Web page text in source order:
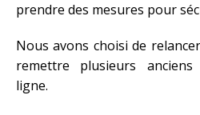
prendre des mesures pour
Nous avons choisi de
remettre plusieurs
ligne.